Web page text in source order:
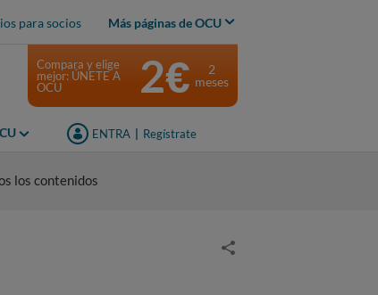
para socios Más páginas de OCU
ENTRA Regístrate
Compara y elige
mejor: ÚNETE A
OCU
2€
2
meses
los contenidos